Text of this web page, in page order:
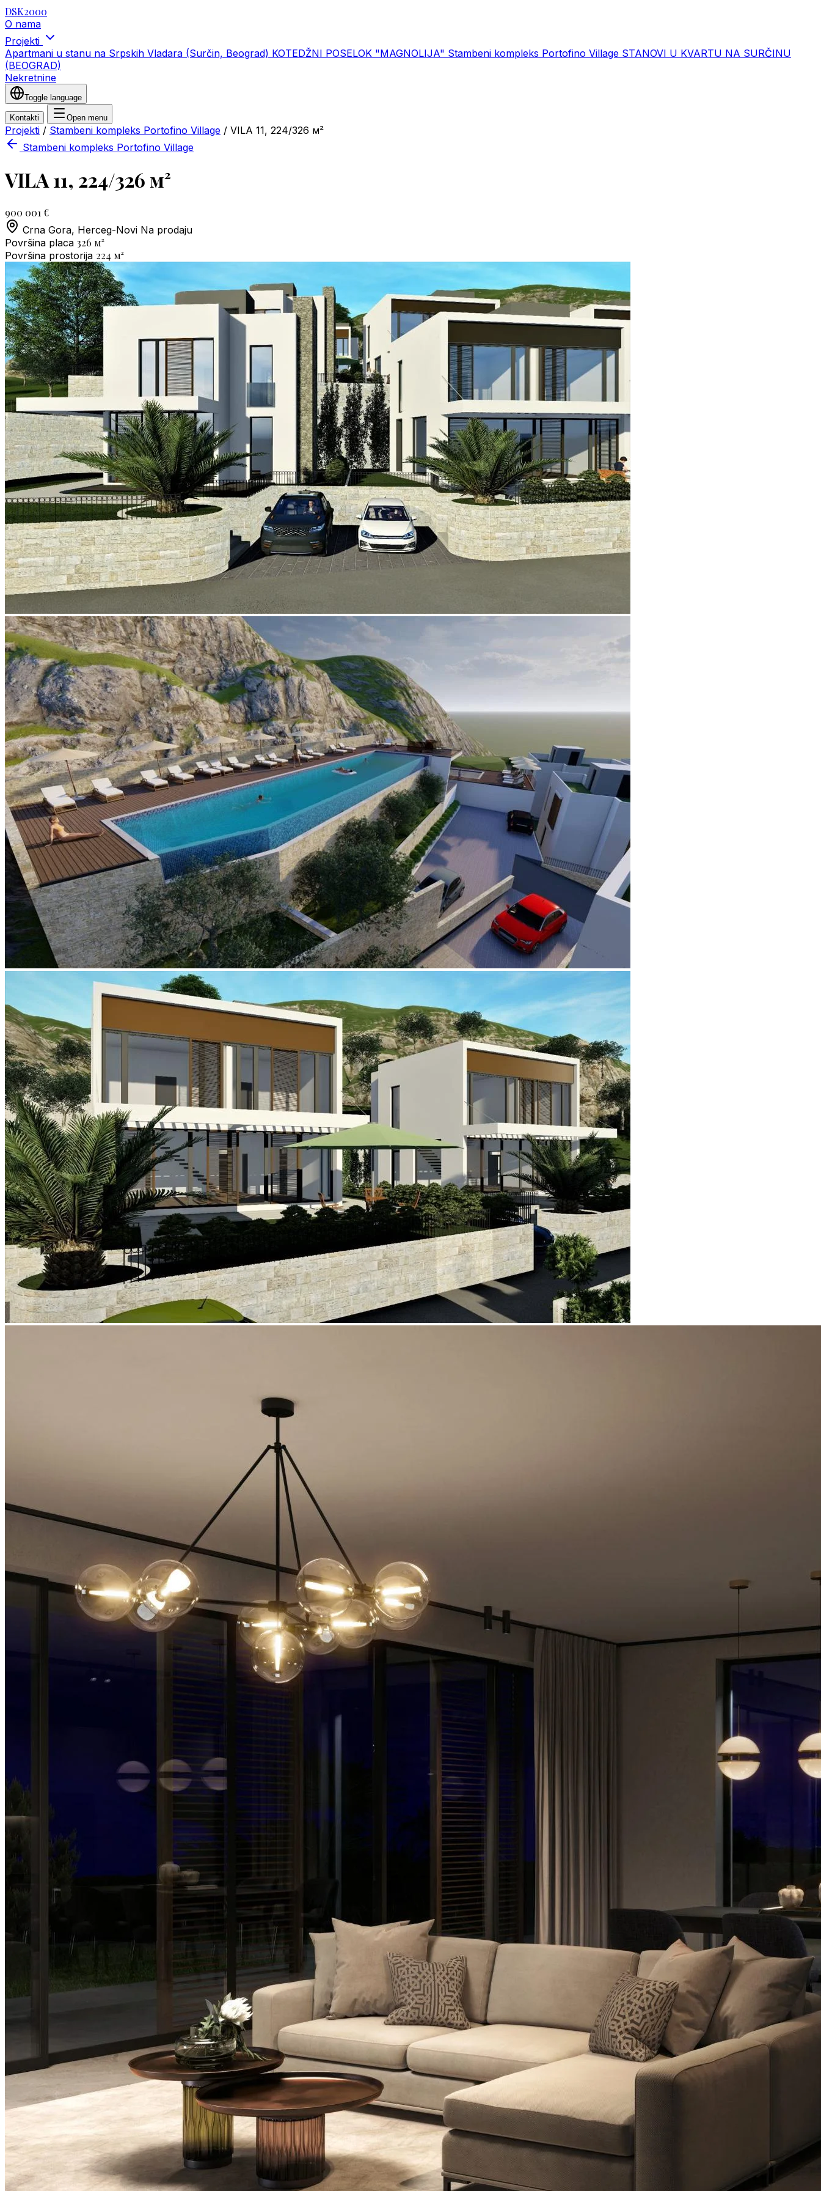
DSK2000
O nama
Projekti
Apartmani u stanu na Srpskih Vladara (Surčin, Beograd) KOTEDŽNI POSELOK "MAGNOLIJA" Stambeni kompleks Portofino Village STANOVI U KVARTU NA SURČINU
(BEOGRAD)
Nekretnine
Toggle language
Kontakti Open menu
Projekti / Stambeni kompleks Portofino Village / VILA 11, 224/326 м²
Stambeni kompleks Portofino Village
VILA 11, 224/326 м²
900 001 €
Crna Gora, Herceg-Novi Na prodaju
Površina placa 326 м²
Površina prostorija 224 м²